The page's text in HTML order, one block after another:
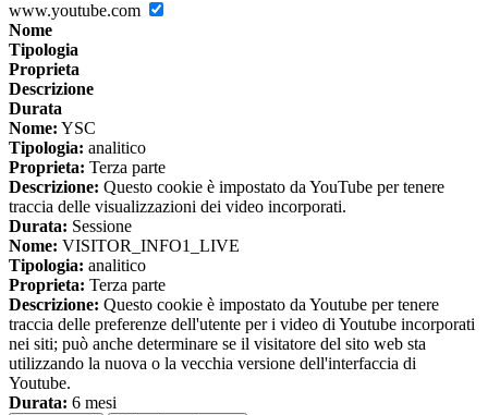
www.youtube.com
Nome
Tipologia
Proprieta
Descrizione
Durata
Nome: YSC
Tipologia: analitico
Proprieta: Terza parte
Descrizione: Questo cookie è impostato da YouTube per tenere
traccia delle visualizzazioni dei video incorporati.
Durata: Sessione
Nome: VISITOR_INFO1_LIVE
Tipologia: analitico
Proprieta: Terza parte
Descrizione: Questo cookie è impostato da Youtube per tenere
traccia delle preferenze dell'utente per i video di Youtube incorporati
nei siti; può anche determinare se il visitatore del sito web sta
utilizzando la nuova o la vecchia versione dell'interfaccia di
Youtube.
Durata: 6 mesi